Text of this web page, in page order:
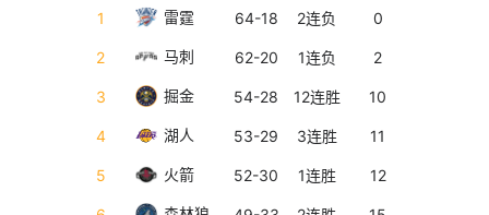
1
雷霆 64-18 2连负 0
2 马刺 62-20 1连负 2
3 掘金 54-28 12连胜 10
4 湖人 53-29 3连胜 11
5 火箭 52-30 1连胜 12